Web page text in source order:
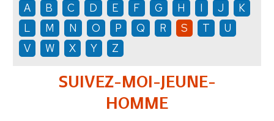
A B C D E F G H I J
K
L
M N O P Q R S T
U
V
W X Y Z
SUIVEZ-MOI-JEUNE-
HOMME